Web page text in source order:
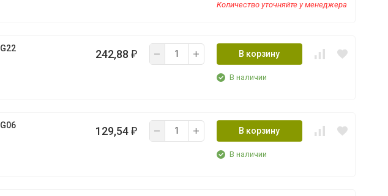
Количество уточняйте у менеджера
242,88 ₽ В корзину
В наличии
129,54 ₽ В корзину
В наличии